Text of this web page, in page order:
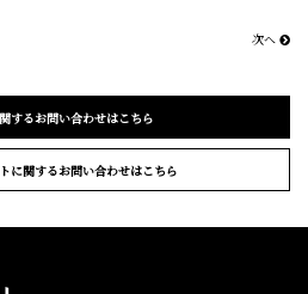
次へ
するお問い合わせはこちら
に関するお問い合わせはこちら